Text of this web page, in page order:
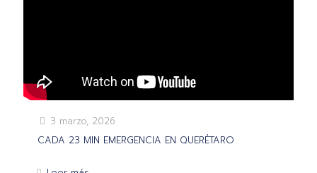
3 marzo, 2026
CADA 23 MIN EMERGENCIA EN QUERÉTARO